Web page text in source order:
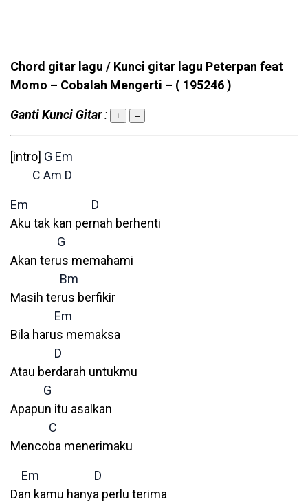
Chord gitar lagu / Kunci gitar lagu Peterpan feat
Momo – Cobalah Mengerti – ( 195246 )
Ganti Kunci Gitar: + –
[intro] G Em
C Am D
Em
D
Aku tak kan pernah berhenti
G
Akan terus memahami
Bm
Masih terus berfikir
Em
Bila harus memaksa
D
Atau berdarah untukmu
G
Apapun itu asalkan
C
Mencoba menerimaku
Em
D
Dan kamu hanya perlu terima